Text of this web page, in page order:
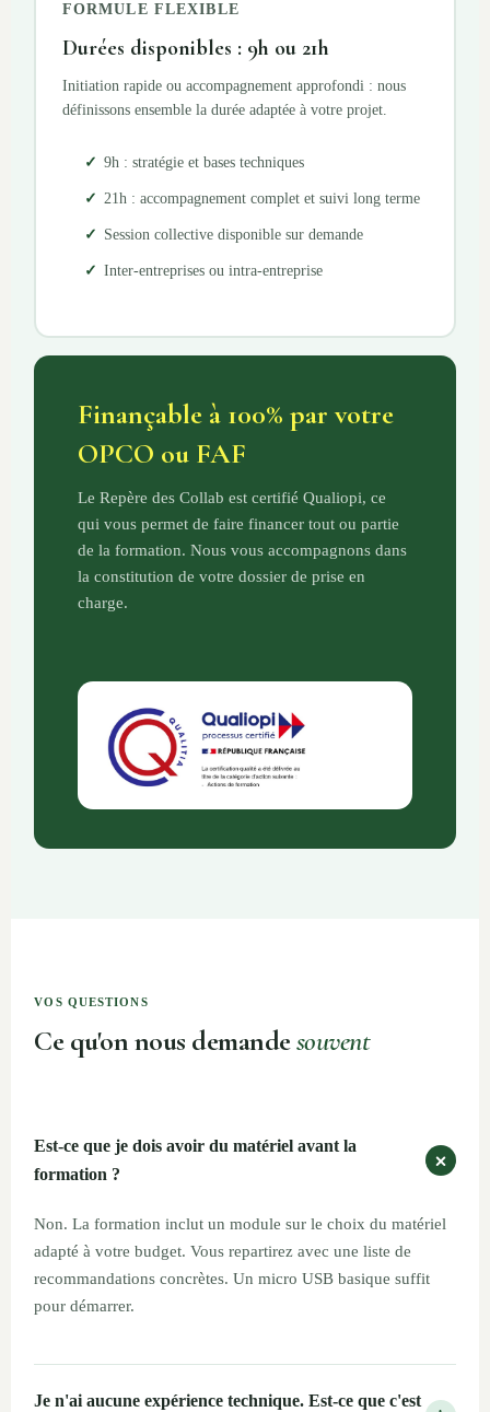
FORMULE FLEXIBLE
Durées disponibles : 9h ou 21h
Initiation rapide ou accompagnement approfondi : nous
définissons ensemble la durée adaptée à votre projet.
9h : stratégie et bases techniques
21h : accompagnement complet et suivi long terme
Session collective disponible sur demande
Inter-entreprises ou intra-entreprise
Finançable à 100% par votre
OPCO ou FAF
Le Repère des Collab est certifié Qualiopi, ce
qui vous permet de faire financer tout ou partie
de la formation. Nous vous accompagnons dans
la constitution de votre dossier de prise en
charge.
VOS QUESTIONS
Ce qu'on nous demandesouvent
Est-ce que je dois avoir du matériel avant la
formation ?
Non. La formation inclut un module sur le choix du matériel
adapté à votre budget. Vous repartirez avec une liste de
recommandations concrètes. Un micro USB basique suffit
pour démarrer.
Je n'ai aucune expérience technique. Est-ce que c'est